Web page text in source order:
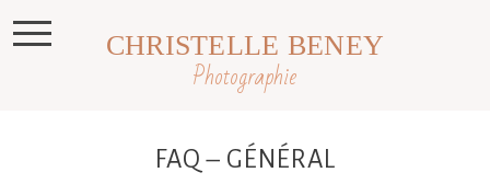
Photographie
CHRISTELLE BENEY
FAQ – GÉNÉRAL